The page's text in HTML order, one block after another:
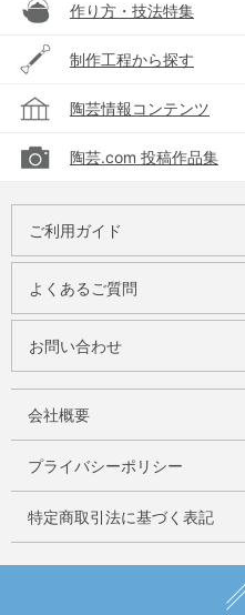
作り方・技法特集
制作工程から探す
陶芸情報コンテンツ
陶芸.com 投稿作品集
ご利用ガイド
よくあるご質問
お問い合わせ
会社概要
プライバシーポリシー
特定商取引法に基づく表記